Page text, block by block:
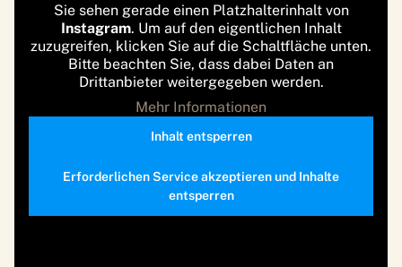
Sie sehen gerade einen Platzhalterinhalt von
Instagram. Um auf den eigentlichen Inhalt
zuzugreifen, klicken Sie auf die Schaltfläche unten.
Bitte beachten Sie, dass dabei Daten an
Drittanbieter weitergegeben werden.
Mehr Informationen
Inhalt entsperren
Erforderlichen Service akzeptieren und Inhalte
entsperren